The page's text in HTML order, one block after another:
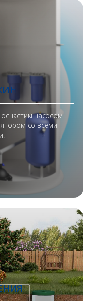
насосом
со всеми